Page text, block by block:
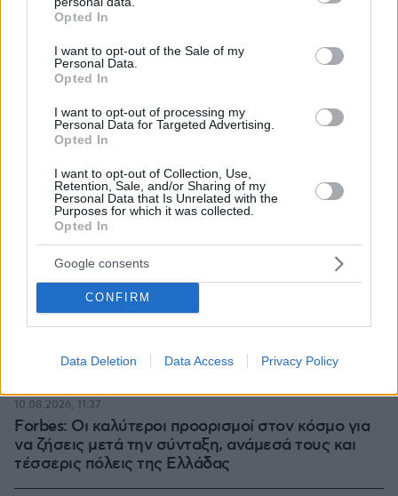
grant or deny consent to Google and its third-party tags to
use your data for below specified purposes in below Google
consent section.
Opted In
I want to opt-out of the Sale of my
Personal Data.
Opted In
I want to opt-out of processing my
Personal Data for Targeted Advertising.
Opted In
I want to opt-out of Collection, Use,
Retention, Sale, and/or Sharing of my
Personal Data that Is Unrelated with the
Purposes for which it was collected.
Opted In
Google consents
CONFIRM
Data Deletion Data Access Privacy Policy
Forbes: Οι καλύτεροι προορισμοί στον κόσμο για
να ζήσεις μετά την σύνταξη, ανάμεσά τους και
τέσσερις πόλεις της Ελλάδας
10.08.2026, 11:37